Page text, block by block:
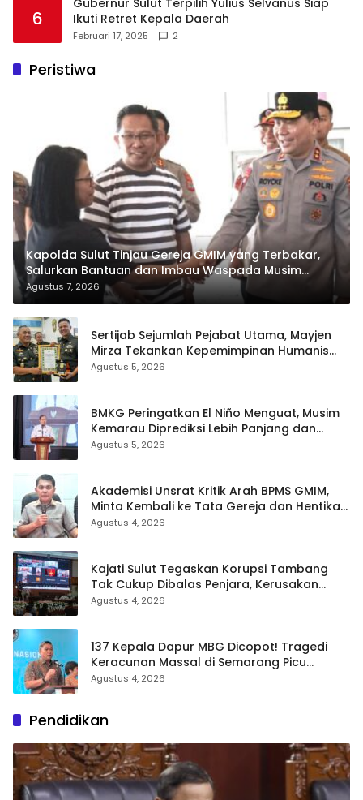
6
Ikuti Retret Kepala Daerah
Februari 17, 2025 2
Peristiwa
Kapolda Sulut Tinjau Gereja GMIM yang Terbakar,
Salurkan Bantuan dan Imbau Waspada Musim
Kemarau
Agustus 7, 2026
Sertijab Sejumlah Pejabat Utama, Mayjen
Mirza Tekankan Kepemimpinan Humanis
dan Profesional
Agustus 5, 2026
BMKG Peringatkan El Niño Menguat, Musim
Kemarau Diprediksi Lebih Panjang dan
Kering pada Agustus–September
Agustus 5, 2026
Akademisi Unsrat Kritik Arah BPMS GMIM,
Minta Kembali ke Tata Gereja dan Hentikan
Polarisasi
Agustus 4, 2026
Kajati Sulut Tegaskan Korupsi Tambang
Tak Cukup Dibalas Penjara, Kerusakan
Lingkungan Wajib Dipulihkan
Agustus 4, 2026
137 Kepala Dapur MBG Dicopot! Tragedi
Keracunan Massal di Semarang Picu
Bersih-Bersih Besar Badan Gizi Nasional
Agustus 4, 2026
Pendidikan